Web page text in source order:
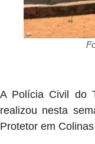
A Polícia Civil do
realizou nesta
Protetor em